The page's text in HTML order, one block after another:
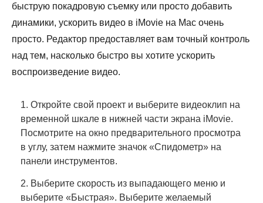
быструю покадровую съемку или просто добавить
динамики, ускорить видео в iMovie на Mac очень
просто. Редактор предоставляет вам точный контроль
над тем, насколько быстро вы хотите ускорить
воспроизведение видео.
1. Откройте свой проект и выберите видеоклип на
временной шкале в нижней части экрана iMovie.
Посмотрите на окно предварительного просмотра
в углу, затем нажмите значок «Спидометр» на
панели инструментов.
2. Выберите скорость из выпадающего меню и
выберите «Быстрая». Выберите желаемый